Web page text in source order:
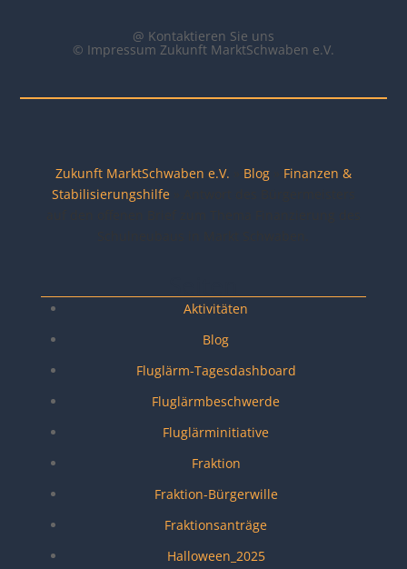
@ Kontaktieren Sie uns
© Impressum Zukunft MarktSchwaben e.V.
Zukunft MarktSchwaben e.V. Blog» Finanzen &
Stabilisierungshilfe»
Aktivitäten
Blog
Fluglärm-Tagesdashboard
Fluglärmbeschwerde
Fluglärminitiative
Fraktion
Fraktion-Bürgerwille
Fraktionsanträge
Halloween_2025